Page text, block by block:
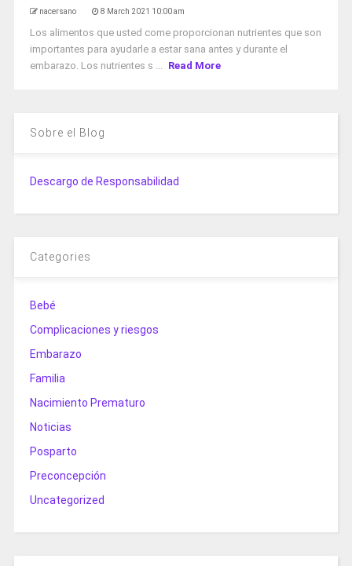
nacersano 8 March 2021 10:00 am
Los alimentos que usted come proporcionan nutrientes que son
importantes para ayudarle a estar sana antes y durante el
embarazo. Los nutrientes s ... Read More
Sobre el Blog
Descargo de Responsabilidad
Categories
Bebé
Complicaciones y riesgos
Embarazo
Familia
Nacimiento Prematuro
Noticias
Posparto
Preconcepción
Uncategorized